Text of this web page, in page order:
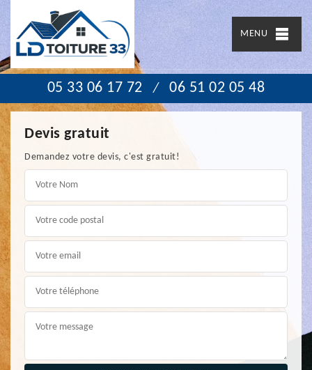
MENU
05 33 06 17 72 / 06 51 02 05 48
Devis gratuit
Demandez votre devis, c'est gratuit!